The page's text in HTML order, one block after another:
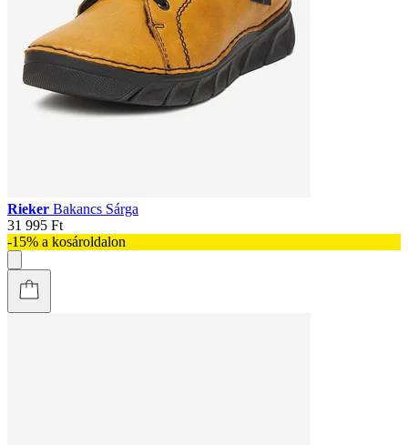
Rieker Bakancs Sárga
31 995 Ft
-15% a kosároldalon